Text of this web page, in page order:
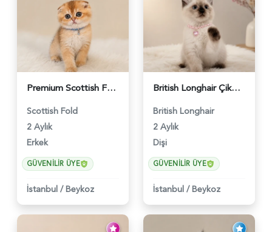
Premium Scottish Fold Golden Yavru - 6400
Scottish Fold
2 Aylık
Erkek
GÜVENILIR ÜYE
İstanbul / Beykoz
British Longhair Çikolatalı Sütlü Dişi Yavrumuz - 6347
British Longhair
2 Aylık
Dişi
GÜVENILIR ÜYE
İstanbul / Beykoz